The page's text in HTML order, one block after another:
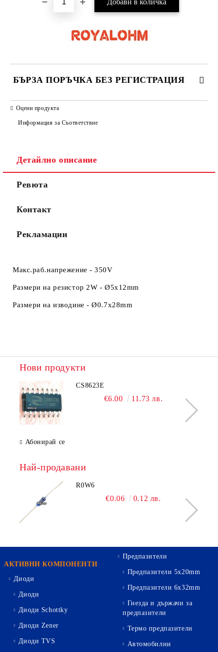
БЪРЗА ПОРЪЧКА БЕЗ РЕГИСТРАЦИЯ
Съгласен съм с
Ние ще се свържем с вас в рамките на работния ден.
Оцени продукта
Информация за Съответствие
Детайлно описание
Ревюта
Контакт
Рекламации
Макс.раб.напрежение - 350V
Размери на резистор 2W - Ø5x12mm
Размери на изводине -Ø0.7x28mm
Нови продукти
CS8623E
€6.00 11.73 лв.
Абонирай се
Най-продавани
R0W6
€0.06 0.12 лв.
АКТИВНИ КОМПОНЕНТИ
Диоди
Диоди
Диоди Schottky
Диоди Zener
Диоди TVS
Предпазители
Предпазители 5х20mm
Предпазители 6х32mm
Гнезда и държачи за
предпазители
Термо предпазители
Автомобилни